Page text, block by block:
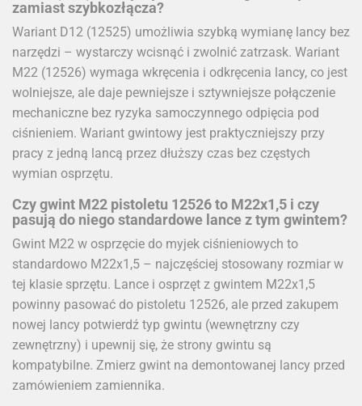
zamiast szybkozłącza?
Wariant D12 (12525) umożliwia szybką wymianę lancy bez
narzędzi – wystarczy wcisnąć i zwolnić zatrzask. Wariant
M22 (12526) wymaga wkręcenia i odkręcenia lancy, co jest
wolniejsze, ale daje pewniejsze i sztywniejsze połączenie
mechaniczne bez ryzyka samoczynnego odpięcia pod
ciśnieniem. Wariant gwintowy jest praktyczniejszy przy
pracy z jedną lancą przez dłuższy czas bez częstych
wymian osprzętu.
Czy gwint M22 pistoletu 12526 to M22x1,5 i czy
pasują do niego standardowe lance z tym gwintem?
Gwint M22 w osprzęcie do myjek ciśnieniowych to
standardowo M22x1,5 – najczęściej stosowany rozmiar w
tej klasie sprzętu. Lance i osprzęt z gwintem M22x1,5
powinny pasować do pistoletu 12526, ale przed zakupem
nowej lancy potwierdź typ gwintu (wewnętrzny czy
zewnętrzny) i upewnij się, że strony gwintu są
kompatybilne. Zmierz gwint na demontowanej lancy przed
zamówieniem zamiennika.